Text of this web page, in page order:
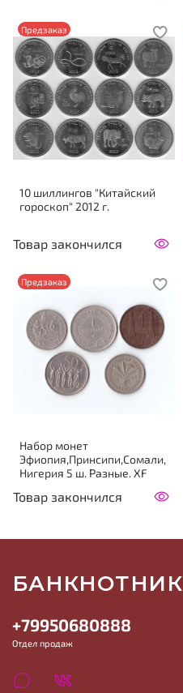
Предзаказ
10 шиллингов "Китайский
гороскоп" 2012 г.
Товар закончился
Предзаказ
Набор монет
Эфиопия,Принсипи,Сомали,
Нигерия 5 ш. Разные. XF
Товар закончился
+79950680888
Отдел продаж
БАНКНОТНИК